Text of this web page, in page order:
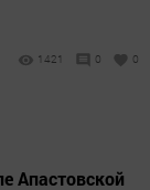
1421 0 0
Апастовской